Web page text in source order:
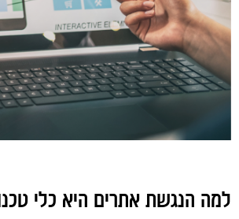
למה הנגשת אתרים היא כלי